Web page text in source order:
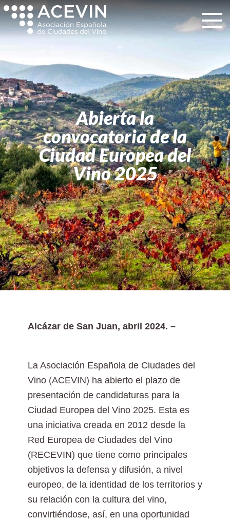
Abierta la
convocatoria de la
Ciudad Europea del
Vino 2025
Alcázar de San Juan, abril 2024. –
La Asociación Española de Ciudades del
Vino (ACEVIN) ha abierto el plazo de
presentación de candidaturas para la
Ciudad Europea del Vino 2025. Esta es
una iniciativa creada en 2012 desde la
Red Europea de Ciudades del Vino
(RECEVIN) que tiene como principales
objetivos la defensa y difusión, a nivel
europeo, de la identidad de los territorios y
su relación con la cultura del vino,
convirtiéndose, así, en una oportunidad